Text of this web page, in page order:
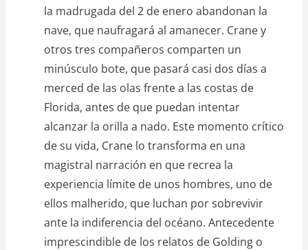
la madrugada del 2 de enero abandonan la
nave, que naufragará al amanecer. Crane y
otros tres compañeros comparten un
minúsculo bote, que pasará casi dos días a
merced de las olas frente a las costas de
Florida, antes de que puedan intentar
alcanzar la orilla a nado. Este momento crítico
de su vida, Crane lo transforma en una
magistral narración en que recrea la
experiencia límite de unos hombres, uno de
ellos malherido, que luchan por sobrevivir
ante la indiferencia del océano. Antecedente
imprescindible de los relatos de Golding o